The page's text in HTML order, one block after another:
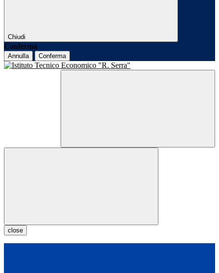
Chiudi
Conferma
Annulla Conferma
close